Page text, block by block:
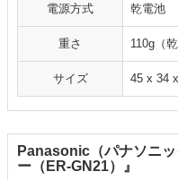
電源方式 乾電池
重さ 110g（
サイズ 45 x 34
Panasonic（パナソニ
ー（ER-GN21）』